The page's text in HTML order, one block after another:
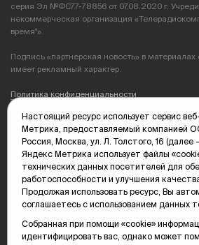
серия Эл №ФС77-78856 от 07.08.2020 г.
некоммерческая организация
время"».
Подпись «партнерская новость» в
имеет рекламный характер.
Политика конфиденциальности
Редакция: 625035, Тюмень, пр.
(3452) 68-89-05
edit@vsluh.ru
Главный редактор: Панкина Т.Ю.
kika@vsluh.ru
По вопросам рекламы:
(3452) 68-89-78
kotovaev@sibinformburo.ru
Настоящий ресурс использует сервис
Метрика, предоставляемый компанией
Россия, Москва, ул. Л. Толстого, 16 (далее
Яндекс Метрика использует файлы
технических данных посетителей для
работоспособности и улучшения
Продолжая использовать ресурс, Вы
соглашаетесь с использованием данных
Собранная при помощи «cookie»
идентифицировать вас, однако может